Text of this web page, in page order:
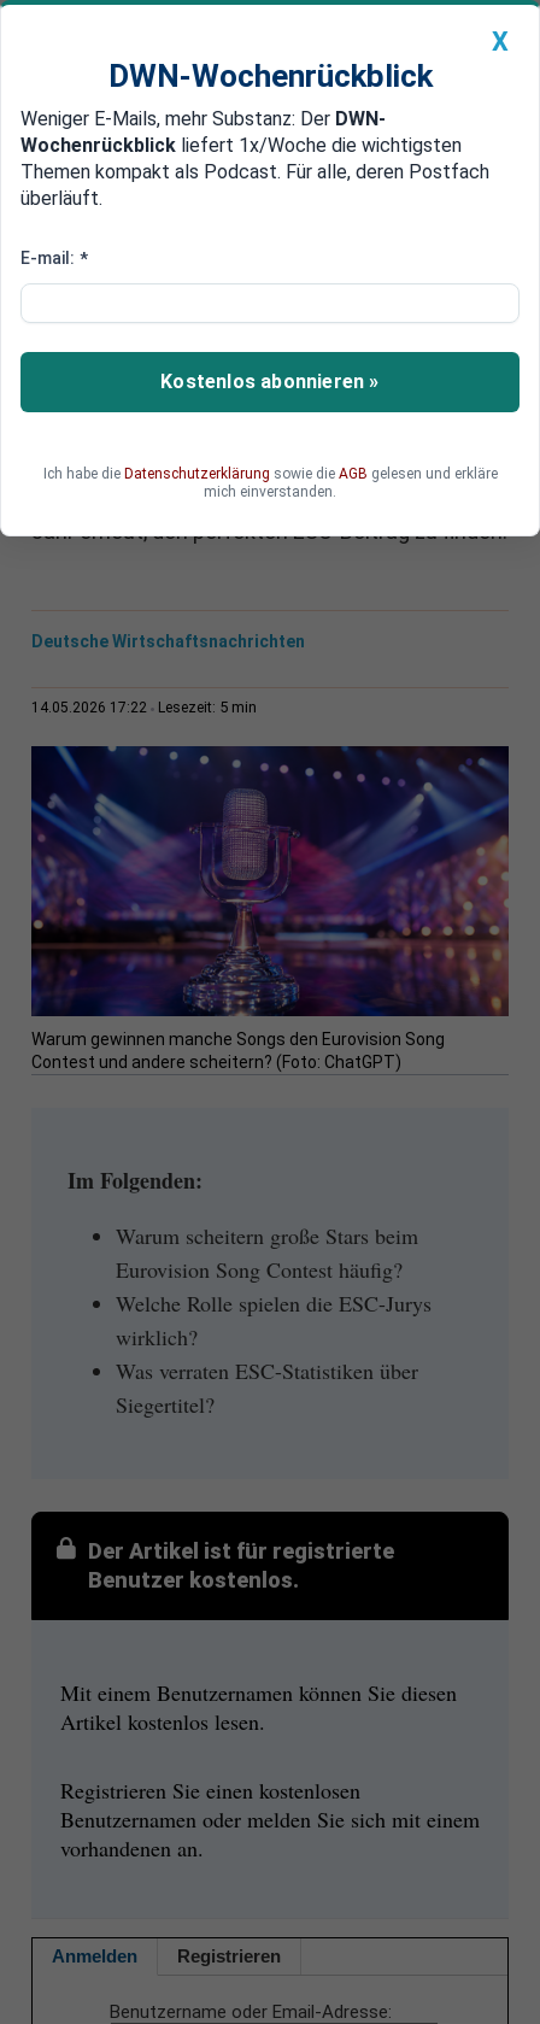
Newsticker MEIN DWN: Geldanlage Premium
Edelmetalle DWN-Magazin China
ESC gewinnen: Gibt es eine
Song Contest?
Der Eurovision Song Contest begeistert seit
Jahrzehnten Europa – doch nach welchen
Jury-Punkten, Opern-Pop und spektakulären
Inszenierungen versuchen Delegationen jedes
Jahr erneut, den perfekten ESC-Beitrag zu finden.
Deutsche Wirtschaftsnachrichten
14.05.2026 17:22 Lesezeit: 5 min
Warum gewinnen manche Songs den Eurovision Song
Contest und andere scheitern? (Foto: ChatGPT)
Im Folgenden:
Warum scheitern große Stars beim
Eurovision Song Contest häufig?
Welche Rolle spielen die ESC-Jurys
wirklich?
Was verraten ESC-Statistiken über
Siegertitel?
Der Artikel ist für registrierte
Benutzer kostenlos.
Mit einem Benutzernamen können Sie diesen
Artikel kostenlos lesen.
Registrieren Sie einen kostenlosen
Benutzernamen oder melden Sie sich mit einem
vorhandenen an.
Anmelden Registrieren
Benutzername oder Email-Adresse
X
DWN-Wochenrückblick
Weniger E-Mails, mehr Substanz: Der DWN-
Wochenrückblick liefert 1x/Woche die wichtigsten
Themen kompakt als Podcast. Für alle, deren Postfach
überläuft.
E-mail: *
Kostenlos abonnieren »
Ich habe die Datenschutzerklärung sowie die AGB gelesen und erkläre
mich einverstanden.